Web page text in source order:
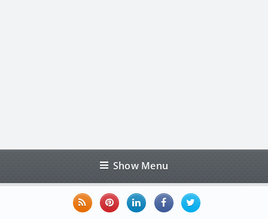
Show Menu